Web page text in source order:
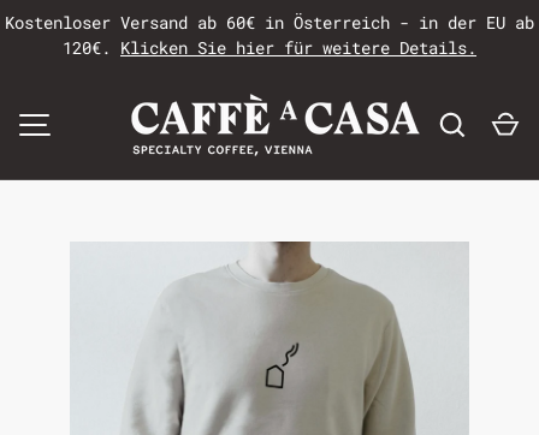
Kostenloser Versand ab 60€ in Österreich - in der EU ab
120€. Klicken Sie hier für weitere Details.